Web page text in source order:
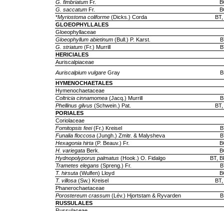
G. fimbriatum Fr.
G. saccatum Fr.
*Myriostoma coliforme (Dicks.) Corda
GLOEOPHYLLALES
Gloeophyllaceae
Gloeophyllum abietinum (Bull.) P. Karst.
G. striatum (Fr.) Murrill
HERICIALES
Auriscalpiaceae
Auriscalpium vulgare Gray
HYMENOCHAETALES
Hymenochaetaceae
Coltricia cinnamomea (Jacq.) Murrill
Phellinus gilvus (Schwein.) Pat.
PORIALES
Coriolaceae
Fomitopsis feei(Fr.) Kreisel
Funalia floccosa (Jungh.) Zmitr. & Malysheva
Hexagonia hirta (P. Beauv.) Fr.
H. variegata Berk.
Hydnopolyporus palmatus (Hook.) O. Fidalgo
BT,
Trametes elegans (Spreng.) Fr.
T. hirsuta (Wulfen) Lloyd
T. villosa (Sw.) Kreisel
Phanerochaetaceae
Porostereum crassum (Lév.) Hjortstam & Ryvarden
RUSSULALES